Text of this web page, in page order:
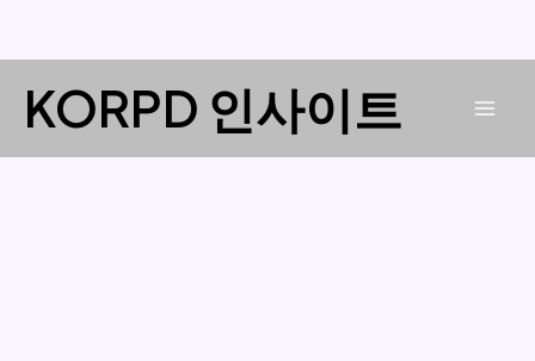
KORPD 인사이트